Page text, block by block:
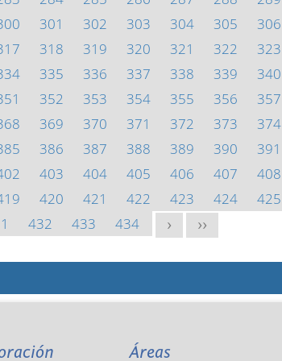
301 302 303 304 305 306
318 319 320 321 322 323
335 336 337 338 339 340
352 353 354 355 356 357
369 370 371 372 373 374
386 387 388 389 390 391
403 404 405 406 407 408
420 421 422 423 424 425
432 433 434 > >>
Áreas